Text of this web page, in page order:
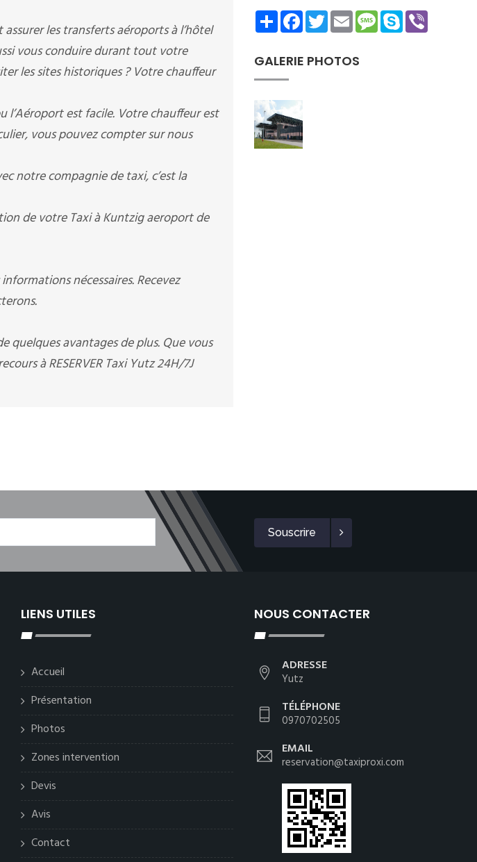
les transferts aéroports à l’hôtel
vous conduire durant tout votre
les sites historiques ? Votre chauffeur
l’Aéroport est facile. Votre chauffeur est
vous pouvez compter sur nous
notre compagnie de taxi, c’est la
de votre Taxi à Kuntzig aeroport de
nécessaires. Recevez
quelques avantages de plus. Que vous
à RESERVER Taxi Yutz 24H/7J
ShareFacebookTwitterEmailMessage
Skype
GALERIE PHOTOS
Souscrire
LIENS UTILES
Accueil
Présentation
Photos
Zones intervention
Devis
Avis
Contact
NOUS CONTACTER
ADRESSE
Yutz
TÉLÉPHONE
0970702505
EMAIL
reservation@taxiproxi.com